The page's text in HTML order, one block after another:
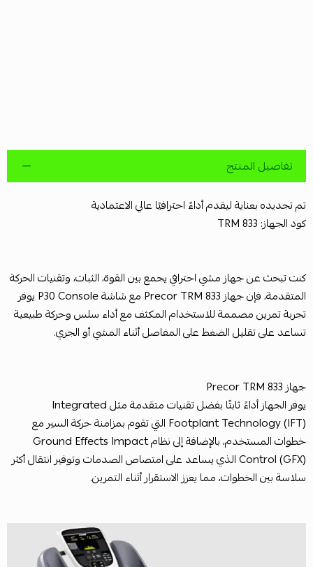
تفاصيل المنتج
تم تجديده بعناية ليقدم أداءً احترافيًا عالي الاعتمادية
كود الجهاز: TRM 833
كنت تبحث عن جهاز مشي احترافي يجمع بين القوة، الثبات، وتقنيات الحركة
المتقدمة، فإن جهاز Precor TRM 833 مع شاشة P30 Console يوفر
تجربة تمرين مصممة للاستخدام المكثف مع أداء سلس وحركة طبيعية
تساعد على تقليل الضغط على المفاصل أثناء المشي أو الجري.
جهاز Precor TRM 833
يوفر الجهاز أداءً ثابتًا بفضل تقنيات متقدمة مثل Integrated
Footplant Technology (IFT) التي تقوم بمزامنة حركة السير مع
خطوات المستخدم، بالإضافة إلى نظام Ground Effects Impact
Control (GFX) الذي يساعد على امتصاص الصدمات وتوفير انتقال أكثر
سلاسة بين الخطوات، مما يعزز الاستقرار أثناء التمرين.